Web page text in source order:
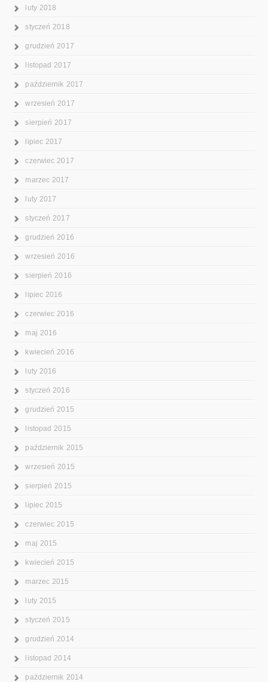
luty 2018
styczeń 2018
grudzień 2017
listopad 2017
październik 2017
wrzesień 2017
sierpień 2017
lipiec 2017
czerwiec 2017
marzec 2017
luty 2017
styczeń 2017
grudzień 2016
wrzesień 2016
sierpień 2016
lipiec 2016
czerwiec 2016
maj 2016
kwiecień 2016
luty 2016
styczeń 2016
grudzień 2015
listopad 2015
październik 2015
wrzesień 2015
sierpień 2015
lipiec 2015
czerwiec 2015
maj 2015
kwiecień 2015
marzec 2015
luty 2015
styczeń 2015
grudzień 2014
listopad 2014
październik 2014